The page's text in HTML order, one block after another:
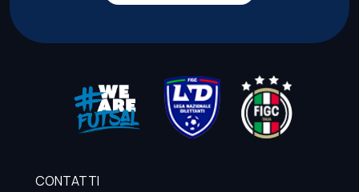
CONTATTI